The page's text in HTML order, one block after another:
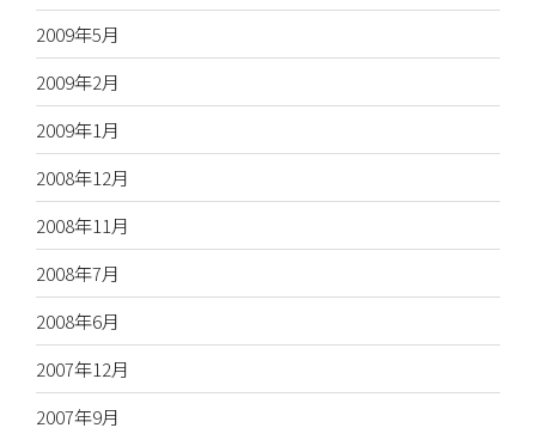
2009年5月
2009年2月
2009年1月
2008年12月
2008年11月
2008年7月
2008年6月
2007年12月
2007年9月